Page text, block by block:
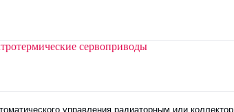
сервоприводы
управления радиаторным или